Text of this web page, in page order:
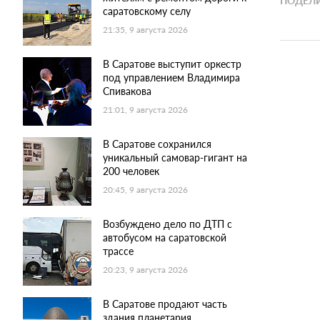
саратовскому селу
21:35, 9 августа 2026
В Саратове выступит оркестр
под управлением Владимира
Спивакова
21:01, 9 августа 2026
В Саратове сохранился
уникальный самовар-гигант на
200 человек
20:45, 9 августа 2026
Возбуждено дело по ДТП с
автобусом на саратовской
трассе
20:23, 9 августа 2026
В Саратове продают часть